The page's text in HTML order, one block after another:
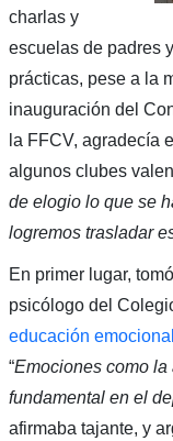
charlas y
escuelas de padres
prácticas, pese a la
inauguración del
la FFCV, agradecía
algunos clubes
de elogio lo que se
logremos trasladar
En primer lugar,
psicólogo del
educación emocional
“Emociones como
fundamental en el
afirmaba tajante, y